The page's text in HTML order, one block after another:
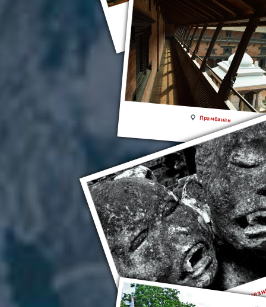
Прамбанан